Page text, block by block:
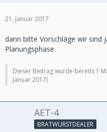
21. Januar 2017
dann bitte Vorschläge wir sind
Planungsphase
Dieser Beitrag wurde bereits 1
Januar 2017)
AET-4
BRATWURSTDEALER